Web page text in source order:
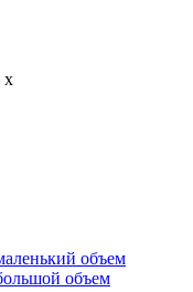
x
объем
объем